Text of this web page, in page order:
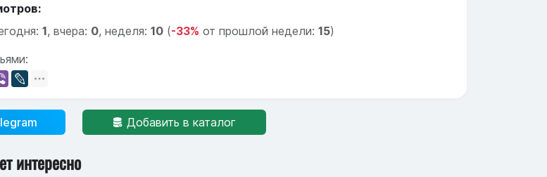
1, вчера: 0, неделя: 10 (-33% от прошлой недели: 15)
Добавить в каталог
интересно